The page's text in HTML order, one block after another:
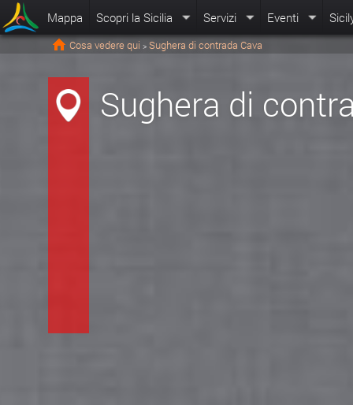
Mappa Scopri la Sicilia Servizi Eventi
Cosa vedere qui > Sughera di contrada Cava
Sughera di